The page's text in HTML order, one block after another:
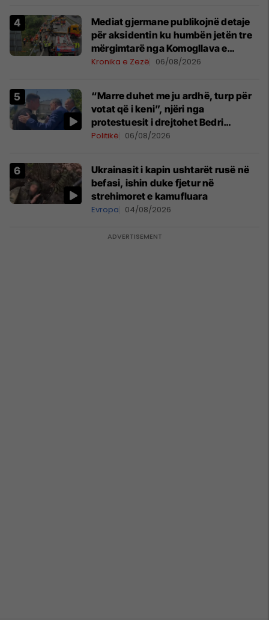
Mediat gjermane publikojnë detaje
për aksidentin ku humbën jetën tre
mërgimtarë nga Komogllava e
Ferizajt
Kronika e Zezë 06/08/2026
“Marre duhet me ju ardhë, turp për
votat që i keni”, njëri nga
protestuesit i drejtohet Bedri
Hamzës
Politikë 06/08/2026
Ukrainasit i kapin ushtarët rusë në
befasi, ishin duke fjetur në
strehimoret e kamufluara
Evropa 04/08/2026